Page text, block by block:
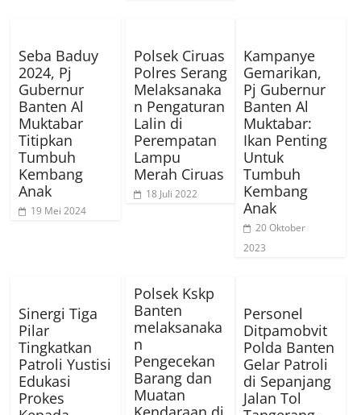
Seba Baduy
2024, Pj
Gubernur
Banten Al
Muktabar
Titipkan
Tumbuh
Kembang
Anak
19 Mei 2024
Polsek Ciruas
Polres Serang
Melaksanaka
n Pengaturan
Lalin di
Perempatan
Lampu
Merah Ciruas
18 Juli 2022
Kampanye
Gemarikan,
Pj Gubernur
Banten Al
Muktabar:
Ikan Penting
Untuk
Tumbuh
Kembang
Anak
20 Oktober
2023
Sinergi Tiga
Pilar
Tingkatkan
Patroli Yustisi
Edukasi
Prokes
Polsek Kskp
Banten
melaksanaka
n
Pengecekan
Barang dan
Muatan
Personel
Ditpamobvit
Polda Banten
Gelar Patroli
di Sepanjang
Jalan Tol